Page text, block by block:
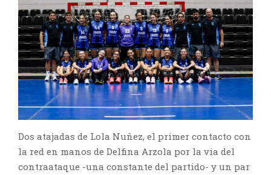
Dos atajadas de Lola Nuñez, el primer contacto con
la red en manos de Delfina Arzola por la via del
contraataque -una constante del partido- y un par